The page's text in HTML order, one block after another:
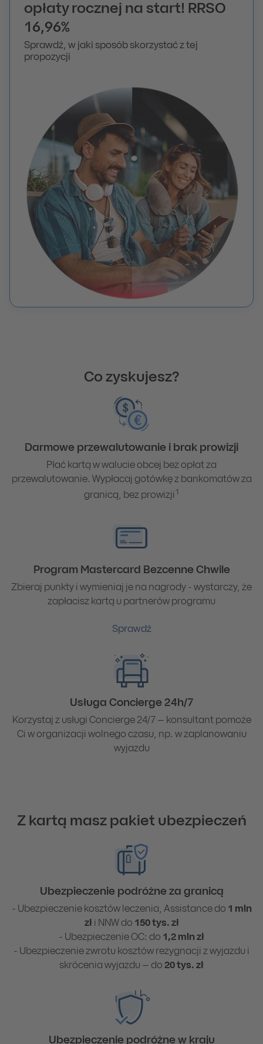
opłaty rocznej na start! RRSO
16,96%
Sprawdź, w jaki sposób skorzystać z tej
propozycji
Co zyskujesz?
Darmowe przewalutowanie i brak prowizji
Płać kartą w walucie obcej bez opłat za
przewalutowanie. Wypłacaj gotówkę z bankomatów za
granicą, bez prowizji
1
Program Mastercard Bezcenne Chwile
Zbieraj punkty i wymieniaj je na nagrody - wystarczy, że
zapłacisz kartą u partnerów programu
Sprawdź
Usługa Concierge 24h/7
Korzystaj z usługi Concierge 24/7 – konsultant pomoże
Ci w organizacji wolnego czasu, np. w zaplanowaniu
wyjazdu
Z kartą masz pakiet ubezpieczeń
Ubezpieczenie podróżne za granicą
- Ubezpieczenie kosztów leczenia, Assistance do 1 mln
złi NNW do 150 tys. zł
- Ubezpieczenie OC: do 1,2 mln zł
- Ubezpieczenie zwrotu kosztów rezygnacji z wyjazdu i
skrócenia wyjazdu – do 20 tys. zł
Ubezpieczenie podróżne w kraju